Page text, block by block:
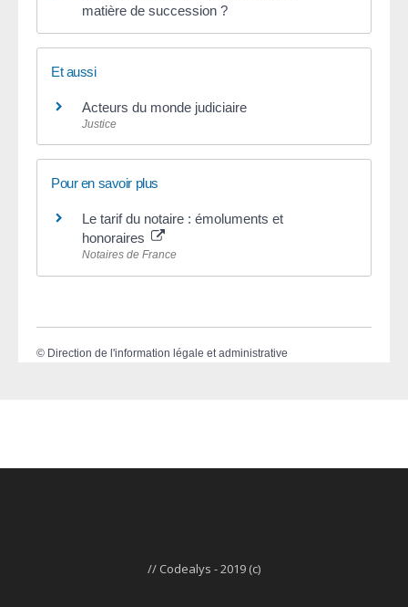
matière de succession ?
Et aussi
Acteurs du monde judiciaire
Justice
Pour en savoir plus
Le tarif du notaire : émoluments et
honoraires
Notaires de France
© Direction de l'information légale et administrative
// Codealys - 2019 (c)